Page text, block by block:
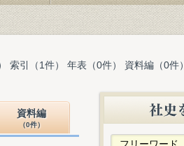
索引（1件） 年表（0件） 資料編（0件）
資料編
（0件）